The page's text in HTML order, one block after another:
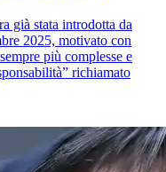
già stata introdotta da
2025, motivato con
più complesse e
richiamato